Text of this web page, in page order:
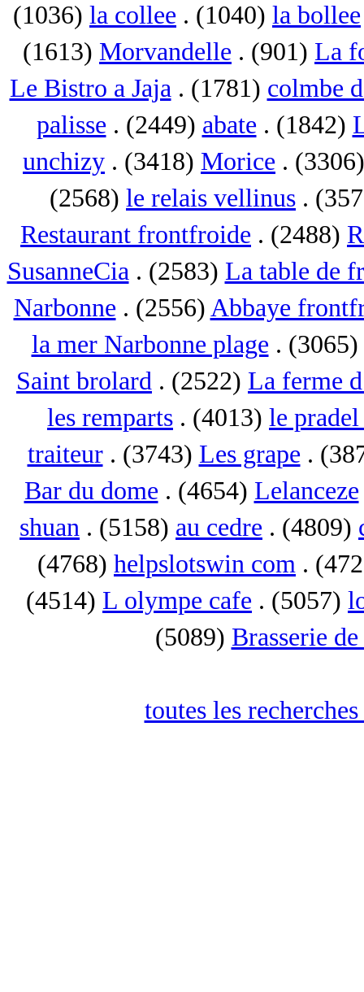
(1036) la collee . (1040) la bollee
(1613) Morvandelle . (901) La
Le Bistro a Jaja. (1781) colmbe
palisse . (2449) abate . (1842)
unchizy . (3418) Morice .
(2568) le relais vellinus .
Restaurant frontfroide . (2488)
SusanneCia. (2583) La table de
Narbonne . (2556) Abbaye
la mer Narbonne plage . (3065)
Saint brolard . (2522) La ferme
les remparts . (4013) le
traiteur. (3743) Les grape .
Bar du dome . (4654) Lelanceze
shuan . (5158) au cedre . (4809)
(4768) helpslotswin com .
(4514) L olympe cafe . (5057)
(5089) Brasserie
toutes les